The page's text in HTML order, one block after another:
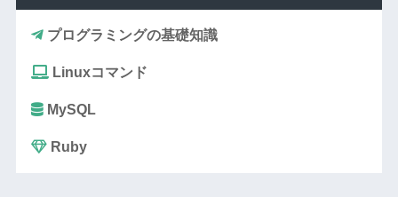
プログラミングの基礎知識
Linuxコマンド
MySQL
Ruby